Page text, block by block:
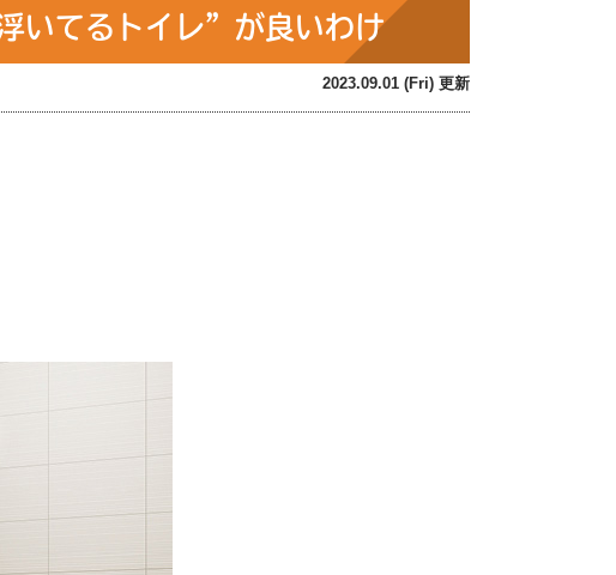
いてるトイレ”が良いわけ
2023.09.01 (Fri) 更新